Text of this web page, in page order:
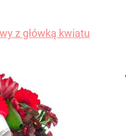
z główką kwiatu